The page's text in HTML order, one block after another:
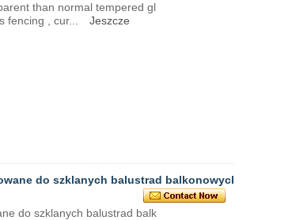
than normal tempered gl
fencing , cur...
Jeszcze
do szklanych balustrad balkonowych
do szklanych balustrad balk